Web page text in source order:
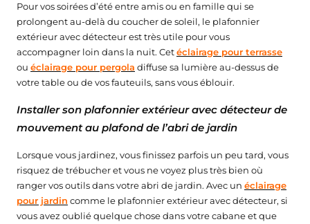
Pour vos soirées d’été entre amis ou en famille qui se
prolongent au-delà du coucher de soleil, le plafonnier
extérieur avec détecteur est très utile pour vous
accompagner loin dans la nuit. Cetéclairage pour terrasse
ou éclairage pour pergola diffuse sa lumière au-dessus de
votre table ou de vos fauteuils, sans vous éblouir.
Installer son plafonnier extérieur avec détecteur de
mouvement au plafond de l’abri de jardin
Lorsque vous jardinez, vous finissez parfois un peu tard, vous
risquez de trébucher et vous ne voyez plus très bien où
ranger vos outils dans votre abri de jardin. Avec un éclairage
pour jardin comme le plafonnier extérieur avec détecteur, si
vous avez oublié quelque chose dans votre cabane et que